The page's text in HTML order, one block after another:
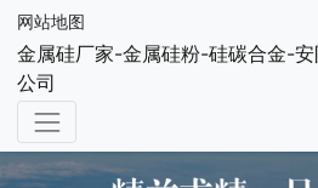
网站地图
金属硅厂家-金属硅粉-硅碳合金-
公司